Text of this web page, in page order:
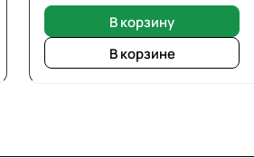
В корзину
В корзине